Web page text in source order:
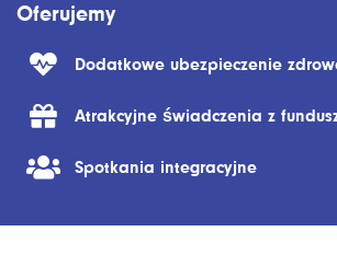
Oferujemy
Dodatkowe ubezpieczenie
Atrakcyjne świadczenia z
Spotkania integracyjne